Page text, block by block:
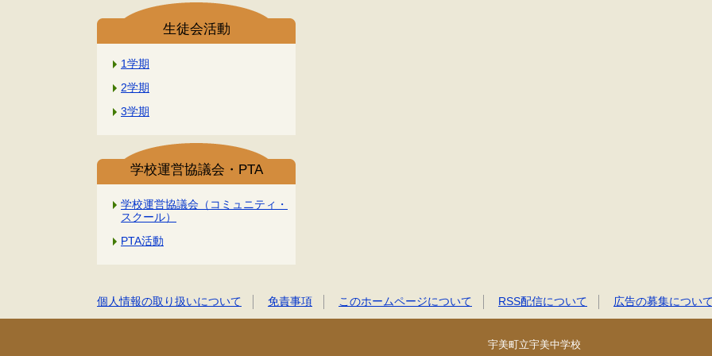
生徒会活動
1学期
2学期
3学期
学校運営協議会・PTA
学校運営協議会（コミュニティ・
スクール）
PTA活動
個人情報の取り扱いについて 免責事項 このホームページについて RSS配信について 広告の募集につい
宇美町立宇美中学校